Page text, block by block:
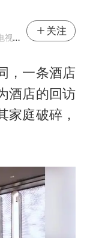
账号
关注
，一条酒店
酒店的回访
家庭破碎，